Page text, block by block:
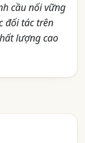
cầu nối vững
đối tác trên
lượng cao